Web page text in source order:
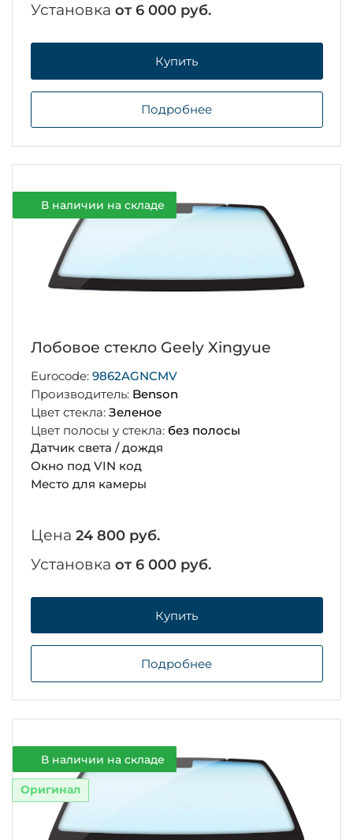
Установка от 6 000 руб.
Купить
Подробнее
В наличии на складе
Лобовое стекло Geely Xingyue
Eurocode: 9862AGNCMV
Производитель: Benson
Цвет стекла: Зеленое
Цвет полосы у стекла: без полосы
Датчик света / дождя
Окно под VIN код
Место для камеры
Цена 24 800 руб.
Установка от 6 000 руб.
Купить
Подробнее
В наличии на складе
Оригинал